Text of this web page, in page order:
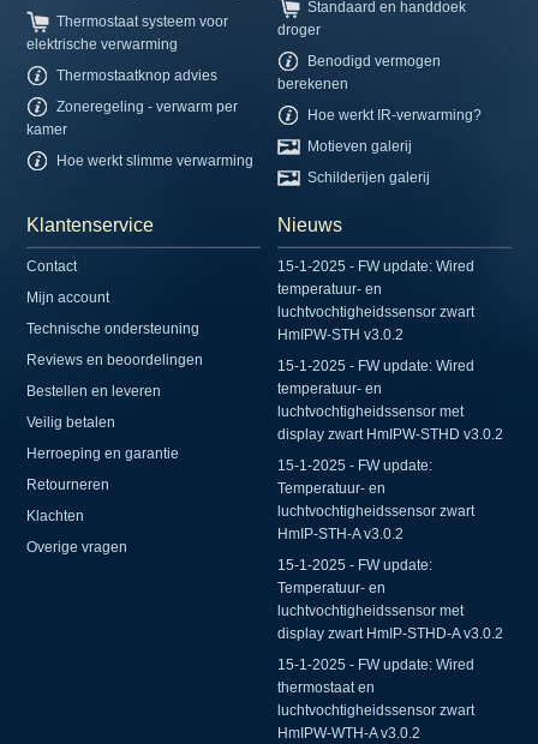
Thermostaat systeem voor
elektrische verwarming
Thermostaatknop advies
Zoneregeling - verwarm per
kamer
Hoe werkt slimme verwarming
Standaard en handdoek
droger
Benodigd vermogen
berekenen
Hoe werkt IR-verwarming?
Motieven galerij
Schilderijen galerij
Klantenservice
Contact
Mijn account
Technische ondersteuning
Reviews en beoordelingen
Bestellen en leveren
Veilig betalen
Herroeping en garantie
Retourneren
Klachten
Overige vragen
Nieuws
15-1-2025 - FW update: Wired
temperatuur- en
luchtvochtigheidssensor zwart
HmIPW-STH v3.0.2
15-1-2025 - FW update: Wired
temperatuur- en
luchtvochtigheidssensor met
display zwart HmIPW-STHD v3.0.2
15-1-2025 - FW update:
Temperatuur- en
luchtvochtigheidssensor zwart
HmIP-STH-A v3.0.2
15-1-2025 - FW update:
Temperatuur- en
luchtvochtigheidssensor met
display zwart HmIP-STHD-A v3.0.2
15-1-2025 - FW update: Wired
thermostaat en
luchtvochtigheidssensor zwart
HmIPW-WTH-A v3.0.2